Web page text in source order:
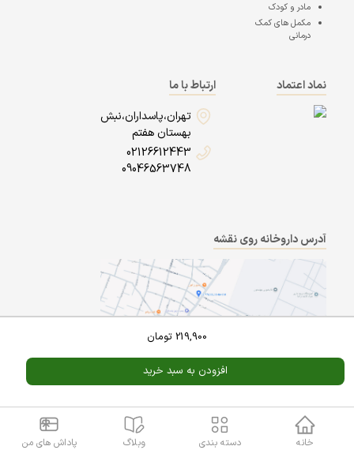
219,900 تومان
افزودن به سبد خرید
مادر و کودک
مکمل های کمک
درمانی
نماد اعتماد
ارتباط با ما
تهران،پاسداران،نبش
بهستان هفتم
02126612443
09046563748
آدرس داروخانه روی نقشه
A Pluss
Powered By
خانه دسته بندی وبلاگ پاداش های من